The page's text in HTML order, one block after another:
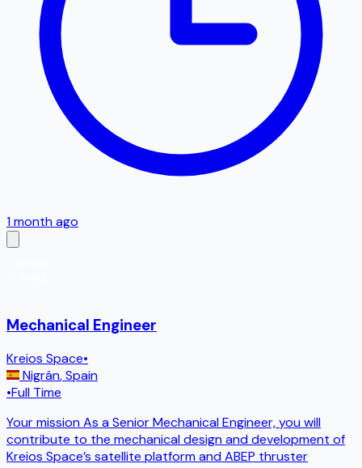
1 month ago
Mechanical Engineer
Kreios Space•
Nigrán,Spain
•Full Time
Your mission As a Senior Mechanical Engineer, you will
contribute to the mechanical design and development of
Kreios Space’s satellite platform and ABEP thruster